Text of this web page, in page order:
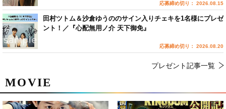
MOVIE
応募締め切り： 2026.08.15
田村ツトム＆沙倉ゆうののサイン入りチェキを1名様にプレゼ
ント！／『心配無用ノ介 天下御免』
応募締め切り： 2026.08.20
プレゼント記事一覧